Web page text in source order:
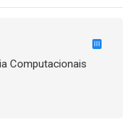
III
Computacionais